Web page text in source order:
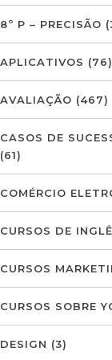
8º P – PRECISÃO
APLICATIVOS (76)
AVALIAÇÃO (467)
CASOS DE
(61)
COMÉRCIO
CURSOS DE
CURSOS
CURSOS SOBRE
DESIGN (3)